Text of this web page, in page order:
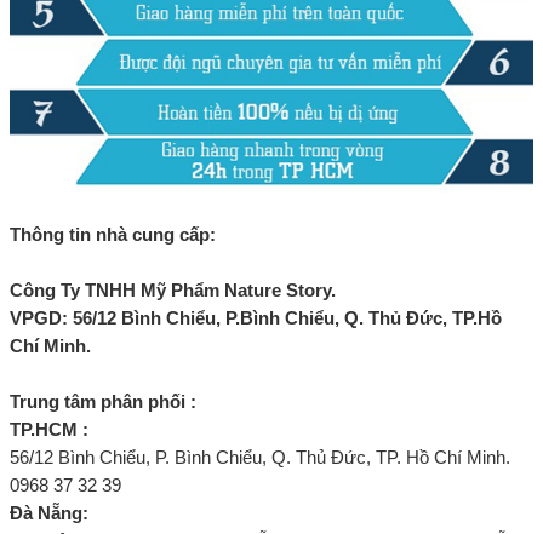
Thông tin nhà cung cấp:
Công Ty TNHH Mỹ Phẩm Nature Story.
VPGD: 56/12 Bình Chiểu, P.Bình Chiểu, Q. Thủ Đức, TP.Hồ
Chí Minh.
Trung tâm phân phối :
TP.HCM :
56/12 Bình Chiểu, P. Bình Chiểu, Q. Thủ Đức, TP. Hồ Chí Minh.
0968 37 32 39
Đà Nẵng: